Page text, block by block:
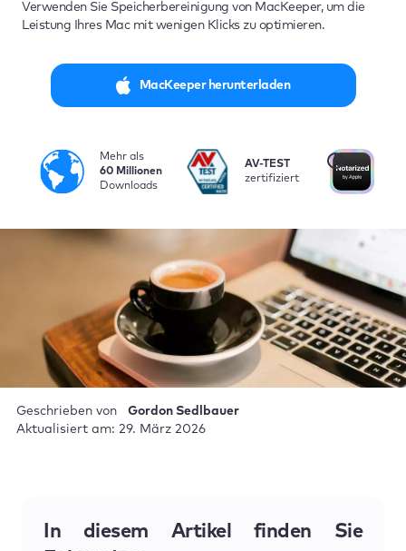
Verwenden Sie Speicherbereinigung von MacKeeper, um die
Leistung Ihres Mac mit wenigen Klicks zu optimieren.
MacKeeper herunterladen
Mehr als
60 Millionen
Downloads
i
AV-TEST
zertifiziert
Geschrieben von
Gordon Sedlbauer
Aktualisiert am: 29. März 2026
In diesem Artikel finden Sie